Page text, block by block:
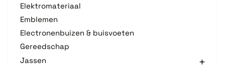
Elektromateriaal
Emblemen
Electronenbuizen & buisvoeten
Gereedschap
Jassen